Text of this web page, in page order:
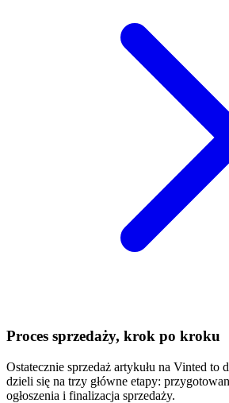
Proces sprzedaży, krok po kroku
Ostatecznie sprzedaż artykułu na Vinted to
dzieli się na trzy główne etapy:
ogłoszenia i finalizacja sprzedaży.